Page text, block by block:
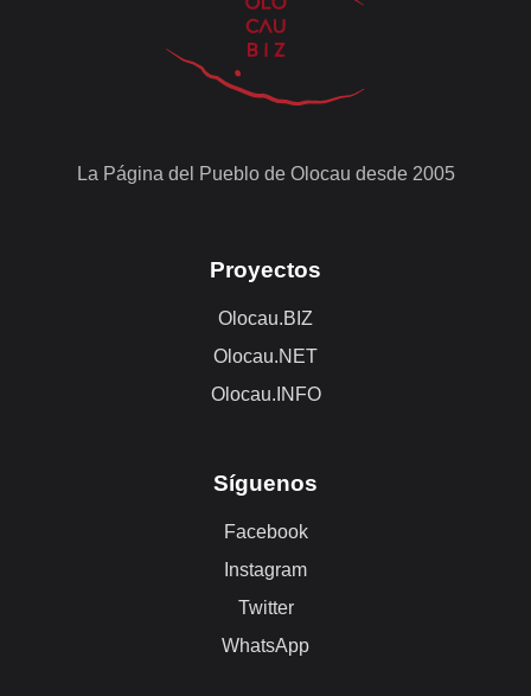
La Página del Pueblo de Olocau desde 2005
Proyectos
Olocau.BIZ
Olocau.NET
Olocau.INFO
Síguenos
Facebook
Instagram
Twitter
WhatsApp